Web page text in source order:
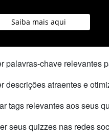
Saiba mais aqui
palavras-chave relevantes
descrições atraentes e
tags relevantes aos seus
seus quizzes nas redes